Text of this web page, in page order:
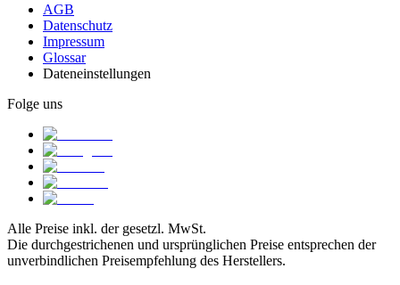
AGB
Datenschutz
Impressum
Glossar
Dateneinstellungen
Folge uns
Alle Preise inkl. der gesetzl. MwSt.
Die durchgestrichenen und ursprünglichen Preise entsprechen der
unverbindlichen Preisempfehlung des Herstellers.